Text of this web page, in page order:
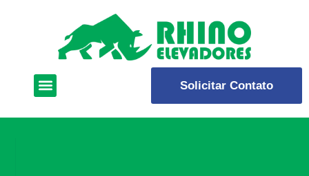
Solicitar Contato